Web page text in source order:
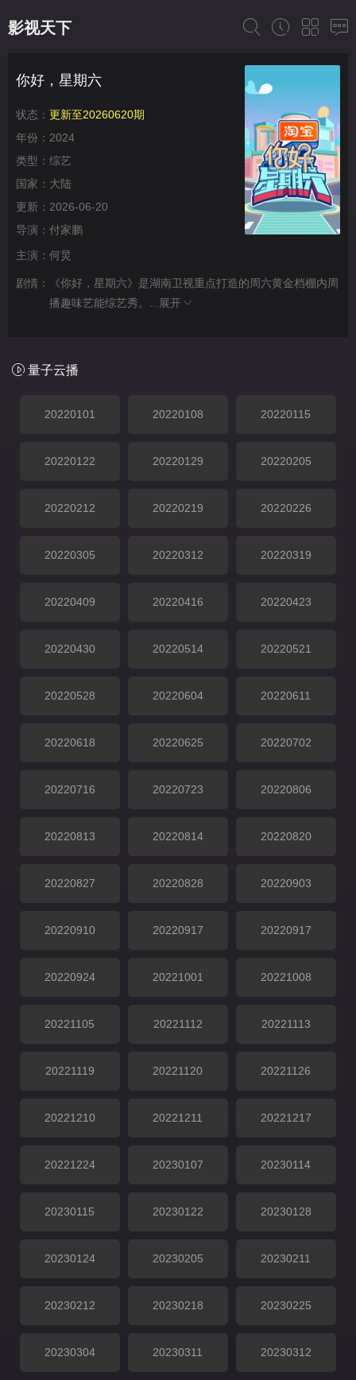
影视天下
你好，星期六
状态： 更新至20260620期
年份： 2024
类型： 综艺
国家： 大陆
更新： 2026-06-20
导演： 付家鹏
主演： 何炅
剧情：
《你好，星期六》是湖南卫视重点打造的周六黄金档棚内周
播趣味艺能综艺秀。...
展开
量子云播
20220101 20220108 20220115
20220122 20220129 20220205
20220212 20220219 20220226
20220305 20220312 20220319
20220409 20220416 20220423
20220430 20220514 20220521
20220528 20220604 20220611
20220618 20220625 20220702
20220716 20220723 20220806
20220813 20220814 20220820
20220827 20220828 20220903
20220910 20220917 20220917
20220924 20221001 20221008
20221105 20221112 20221113
20221119 20221120 20221126
20221210 20221211 20221217
20221224 20230107 20230114
20230115 20230122 20230128
20230124 20230205 20230211
20230212 20230218 20230225
20230304 20230311 20230312